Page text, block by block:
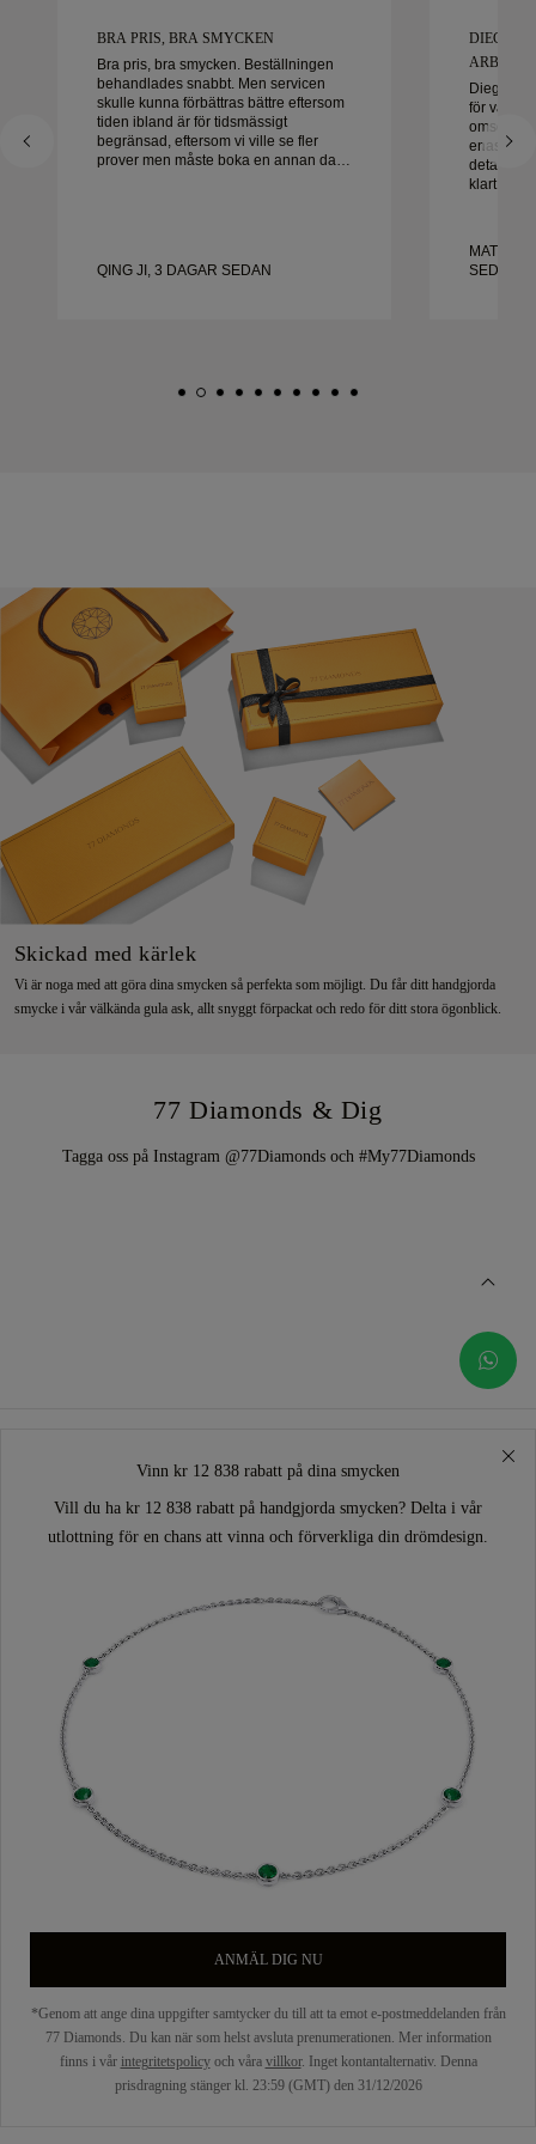
BRA PRIS, BRA SMYCKEN
Bra pris, bra smycken. Beställningen
behandlades snabbt. Men servicen
skulle kunna förbättras bättre eftersom
tiden ibland är för tidsmässigt
begränsad, eftersom vi ville se fler
prover men måste boka en annan dag.
QING JI, 3 DAGAR SEDAN
DIEGO
ARBETA
Diego
för våra
omsorg
detalj
klart i tid.
SEDAN
Skickad med kärlek
Vi är noga med att göra dina smycken så perfekta som möjligt. Du får ditt handgjorda
smycke i vår välkända gula ask, allt snyggt förpackat och redo för ditt stora ögonblick.
77 Diamonds & Dig
Tagga oss på Instagram @77Diamonds och #My77Diamonds
Vinn kr 12 838 rabatt på dina smycken
Vill du ha kr 12 838 rabatt på handgjorda smycken? Delta i vår
utlottning för en chans att vinna och förverkliga din drömdesign.
ANMÄL DIG NU
*Genom att ange dina uppgifter samtycker du till att ta emot e-postmeddelanden från
77 Diamonds. Du kan när som helst avsluta prenumerationen. Mer information
finns i vår integritetspolicyoch våra villkor. Inget kontantalternativ. Denna
prisdragning stänger kl. 23:59 (GMT) den 31/12/2026